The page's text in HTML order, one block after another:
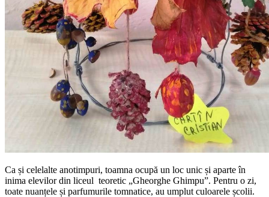
Ca și celelalte anotimpuri, toamna ocupă un loc unic și aparte în
inima elevilor din liceul teoretic „Gheorghe Ghimpu”. Pentru o zi,
toate nuanțele și parfumurile tomnatice, au umplut culoarele școlii.